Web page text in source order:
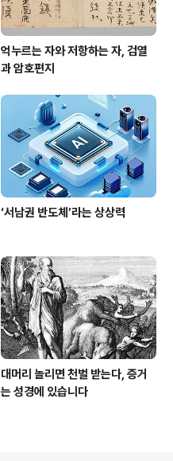
억누르는 자와 저항하는 자, 검열
과 암호편지
‘서남권 반도체’라는 상상력
대머리 놀리면 천벌 받는다, 증거
는 성경에 있습니다